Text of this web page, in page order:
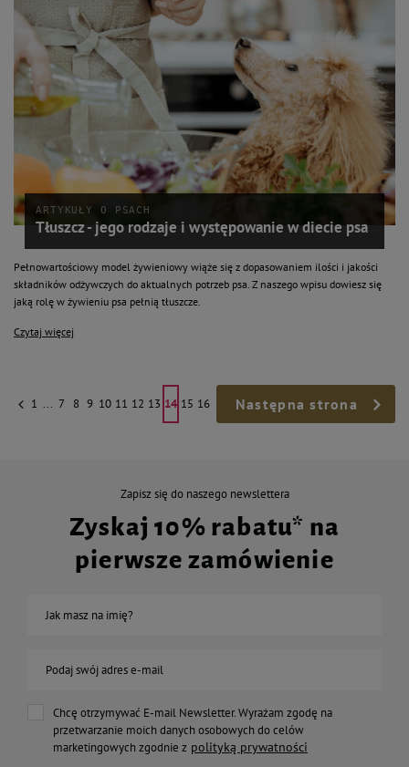
ARTYKUŁY O PSACH
Tłuszcz - jego rodzaje i występowanie w diecie psa
Pełnowartościowy model żywieniowy wiąże się z dopasowaniem ilości i jakości
składników odżywczych do aktualnych potrzeb psa. Z naszego wpisu dowiesz się
jaką rolę w żywieniu psa pełnią tłuszcze.
Czytaj więcej
1 ... 7 8 9 10 11 12 13 14 15 16 Następna strona
Zapisz się do naszego newslettera
Zyskaj 10% rabatu* na
pierwsze zamówienie
Jak masz na imię?
Podaj swój adres e-mail
Chcę otrzymywać E-mail Newsletter. Wyrażam zgodę na
przetwarzanie moich danych osobowych do celów
marketingowych zgodnie z polityką prywatności